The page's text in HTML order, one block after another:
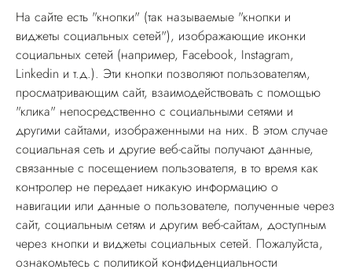
На сайте есть "кнопки" (так называемые "кнопки и
виджеты социальных сетей"), изображающие иконки
социальных сетей (например, Facebook, Instagram,
Linkedin и т.д.). Эти кнопки позволяют пользователям,
просматривающим сайт, взаимодействовать с помощью
"клика" непосредственно с социальными сетями и
другими сайтами, изображенными на них. В этом случае
социальная сеть и другие веб-сайты получают данные,
связанные с посещением пользователя, в то время как
контролер не передает никакую информацию о
навигации или данные о пользователе, полученные через
сайт, социальным сетям и другим веб-сайтам, доступным
через кнопки и виджеты социальных сетей. Пожалуйста,
ознакомьтесь с политикой конфиденциальности